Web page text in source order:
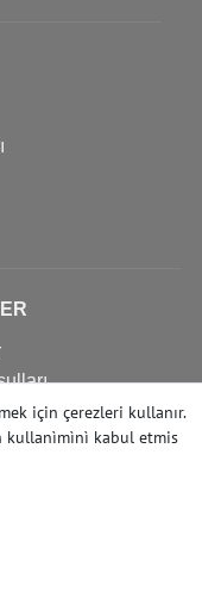
arayın:
için çerezleri kullanır.
kullanìmìnì kabul etmis